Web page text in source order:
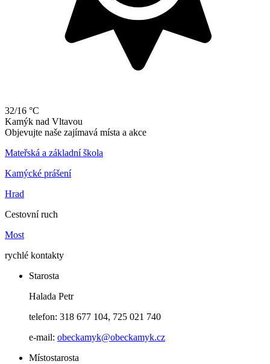
32/16 °C
Kamýk nad Vltavou
Objevujte naše zajímavá místa a akce
Mateřská a základní škola
Kamýcké prášení
Hrad
Cestovní ruch
Most
rychlé kontakty
Starosta
Halada Petr
telefon: 318 677 104, 725 021 740
e-mail: obeckamyk@obeckamyk.cz
Místostarosta